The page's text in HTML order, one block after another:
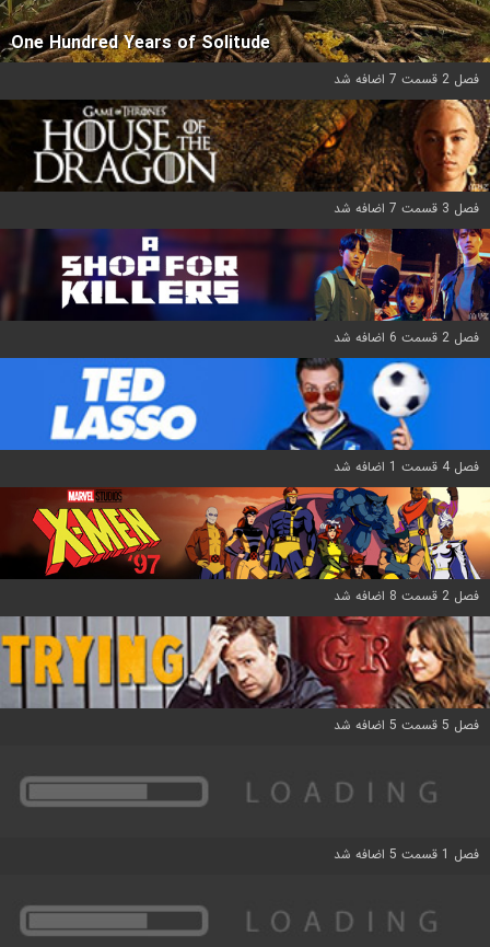
One Hundred Years of Solitude
فصل 2 قسمت 7 اضافه شد
فصل 3 قسمت 7 اضافه شد
فصل 2 قسمت 6 اضافه شد
فصل 4 قسمت 1 اضافه شد
فصل 2 قسمت 8 اضافه شد
فصل 5 قسمت 5 اضافه شد
فصل 1 قسمت 5 اضافه شد